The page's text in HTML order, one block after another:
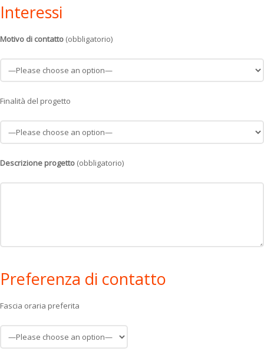
Interessi
Motivo di contatto (obbligatorio)
Finalità del progetto
Descrizione progetto (obbligatorio)
Preferenza di contatto
Fascia oraria preferita